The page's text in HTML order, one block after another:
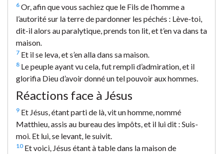
6 Or, afin que vous sachiez que le Fils de l’homme a
l’autorité sur la terre de pardonner les péchés : Lève-toi,
dit-il alors au paralytique, prends ton lit, et t’en va dans ta
maison.
7 Et il se leva, et s’en alla dans sa maison.
8 Le peuple ayant vu cela, fut rempli d’admiration, et il
glorifia Dieu d’avoir donné un tel pouvoir aux hommes.
Réactions face à Jésus
9 Et Jésus, étant parti de là, vit un homme, nommé
Matthieu, assis au bureau des impôts, et il lui dit : Suis-
moi. Et lui, se levant, le suivit.
10Et voici, Jésus étant à table dans la maison de